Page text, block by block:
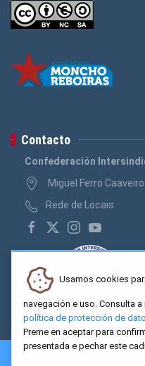
Contacto
Confederación
Miguel Ferro
Rede de Locais
2026 CIG. Confederación
Usamos cookies
navegación e uso. Consulta a
política de protección de
Preme en aceptar para
presentada e pechar este